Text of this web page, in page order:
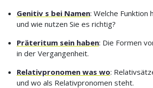
Genitiv s bei Namen: Welche Funktion
und wie nutzen Sie es richtig?
Präteritum sein haben: Die Formen
in der Vergangenheit.
Relativpronomen was wo:
und wo als Relativpronomen steht.